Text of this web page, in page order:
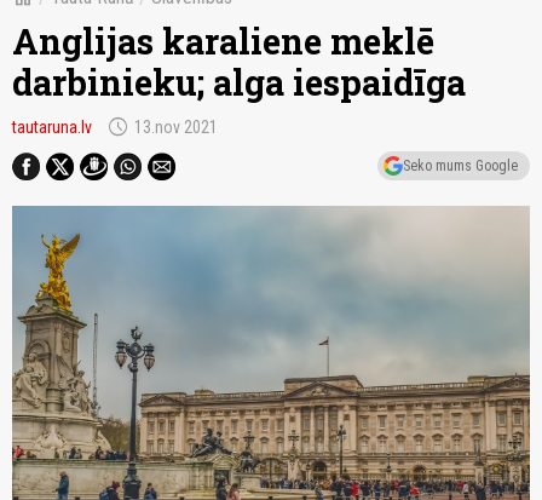
Anglijas karaliene meklē
darbinieku; alga iespaidīga
tautaruna.lv schedule 13.nov 2021
Seko mums Google